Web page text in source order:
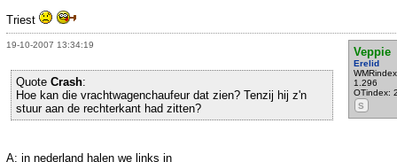
Triest
19-10-2007 13:34:19
Veppie
Erelid
1.296
OTindex:
S
Quote Crash:
Hoe kan die vrachtwagenchaufeur dat zien? Tenzij hij z'n
stuur aan de rechterkant had zitten?
A: in nederland halen we links in